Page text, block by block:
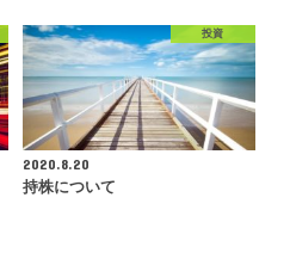
投資
2020.8.20
持株について